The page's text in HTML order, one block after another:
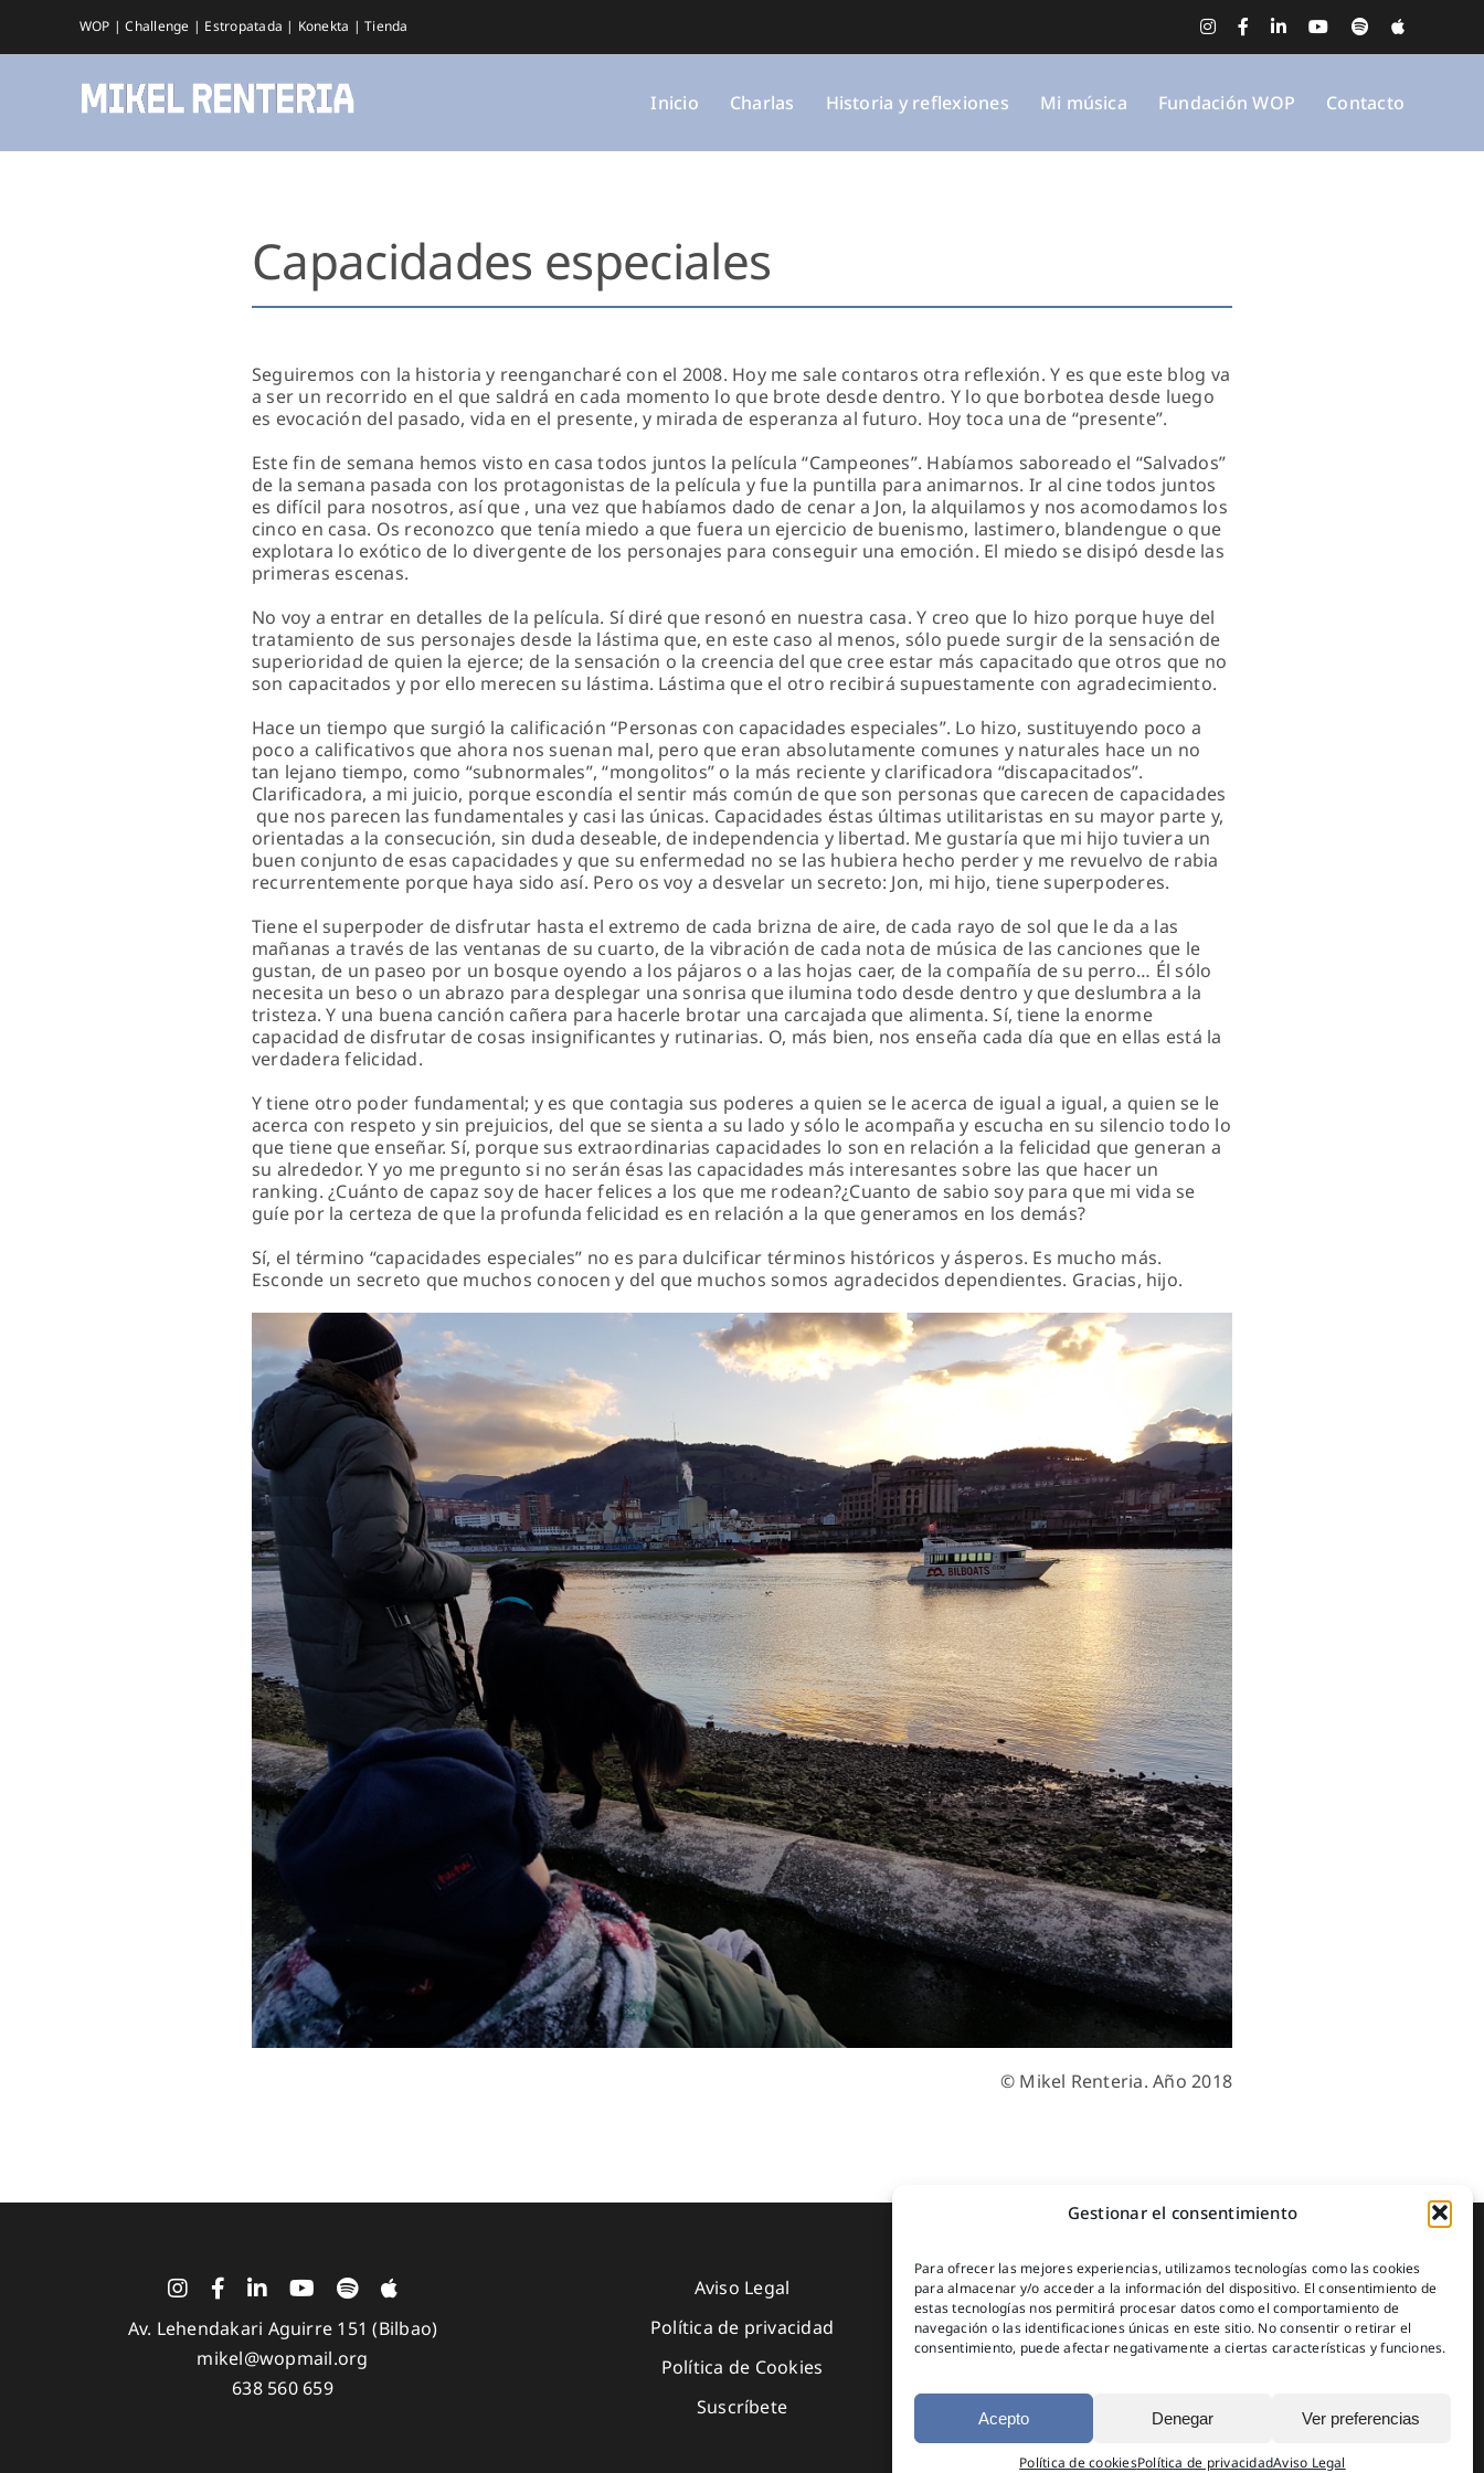
Gestionar el consentimiento
Para ofrecer las mejores experiencias, utilizamos tecnologías como las cookies
para almacenar y/o acceder a la información del dispositivo. El consentimiento de
estas tecnologías nos permitirá procesar datos como el comportamiento de
navegación o las identificaciones únicas en este sitio. No consentir o retirar el
consentimiento, puede afectar negativamente a ciertas características y funciones.
Acepto Denegar Ver preferencias
Política de cookiesPolítica de privacidadAviso Legal
contenido
WOP |Challenge | Estropatada | Konekta |Tienda InstagramFacebookLinkedInYouTube
SpotifyApple
Inicio Charlas Historia y reflexiones Mi música Fundación WOP Contacto
Capacidades especiales
Seguiremos con la historia y reengancharé con el 2008. Hoy me sale contaros otra reflexión. Y es que este blog va
a ser un recorrido en el que saldrá en cada momento lo que brote desde dentro. Y lo que borbotea desde luego
es evocación del pasado, vida en el presente, y mirada de esperanza al futuro. Hoy toca una de “presente”.
Este fin de semana hemos visto en casa todos juntos la película “Campeones”. Habíamos saboreado el “Salvados”
de la semana pasada con los protagonistas de la película y fue la puntilla para animarnos. Ir al cine todos juntos
es difícil para nosotros, así que , una vez que habíamos dado de cenar a Jon, la alquilamos y nos acomodamos los
cinco en casa. Os reconozco que tenía miedo a que fuera un ejercicio de buenismo, lastimero, blandengue o que
explotara lo exótico de lo divergente de los personajes para conseguir una emoción. El miedo se disipó desde las
primeras escenas.
No voy a entrar en detalles de la película. Sí diré que resonó en nuestra casa. Y creo que lo hizo porque huye del
tratamiento de sus personajes desde la lástima que, en este caso al menos, sólo puede surgir de la sensación de
superioridad de quien la ejerce; de la sensación o la creencia del que cree estar más capacitado que otros que no
son capacitados y por ello merecen su lástima. Lástima que el otro recibirá supuestamente con agradecimiento.
Hace un tiempo que surgió la calificación “Personas con capacidades especiales”. Lo hizo, sustituyendo poco a
poco a calificativos que ahora nos suenan mal, pero que eran absolutamente comunes y naturales hace un no
tan lejano tiempo, como “subnormales”, “mongolitos” o la más reciente y clarificadora “discapacitados”.
Clarificadora, a mi juicio, porque escondía el sentir más común de que son personas que carecen de capacidades
que nos parecen las fundamentales y casi las únicas. Capacidades éstas últimas utilitaristas en su mayor parte y,
orientadas a la consecución, sin duda deseable, de independencia y libertad. Me gustaría que mi hijo tuviera un
buen conjunto de esas capacidades y que su enfermedad no se las hubiera hecho perder y me revuelvo de rabia
recurrentemente porque haya sido así. Pero os voy a desvelar un secreto: Jon, mi hijo, tiene superpoderes.
Tiene el superpoder de disfrutar hasta el extremo de cada brizna de aire, de cada rayo de sol que le da a las
mañanas a través de las ventanas de su cuarto, de la vibración de cada nota de música de las canciones que le
gustan, de un paseo por un bosque oyendo a los pájaros o a las hojas caer, de la compañía de su perro… Él sólo
necesita un beso o un abrazo para desplegar una sonrisa que ilumina todo desde dentro y que deslumbra a la
tristeza. Y una buena canción cañera para hacerle brotar una carcajada que alimenta. Sí, tiene la enorme
capacidad de disfrutar de cosas insignificantes y rutinarias. O, más bien, nos enseña cada día que en ellas está la
verdadera felicidad.
Y tiene otro poder fundamental; y es que contagia sus poderes a quien se le acerca de igual a igual, a quien se le
acerca con respeto y sin prejuicios, del que se sienta a su lado y sólo le acompaña y escucha en su silencio todo lo
que tiene que enseñar. Sí, porque sus extraordinarias capacidades lo son en relación a la felicidad que generan a
su alrededor. Y yo me pregunto si no serán ésas las capacidades más interesantes sobre las que hacer un
ranking. ¿Cuánto de capaz soy de hacer felices a los que me rodean?¿Cuanto de sabio soy para que mi vida se
guíe por la certeza de que la profunda felicidad es en relación a la que generamos en los demás?
Sí, el término “capacidades especiales” no es para dulcificar términos históricos y ásperos. Es mucho más.
Esconde un secreto que muchos conocen y del que muchos somos agradecidos dependientes. Gracias, hijo.
© Mikel Renteria. Año 2018
Av. Lehendakari Aguirre 151 (Bilbao)
mikel@wopmail.org
638 560 659
Aviso Legal
Política de privacidad
Política de Cookies
Suscríbete
© Copyright 2025